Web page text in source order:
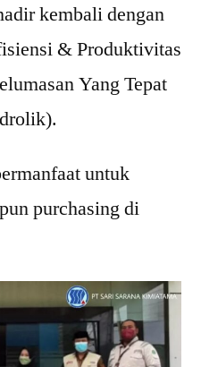
kembali dengan
& Produktivitas
Yang Tepat
untuk
purchasing di